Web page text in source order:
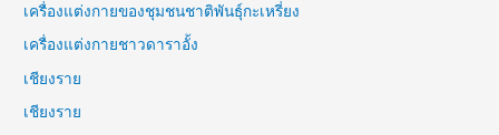
เครื่องแต่งกายของชุมชนชาติพันธุ์กะเหรี่ยง
เครื่องแต่งกายชาวดาราอั้ง
เชียงราย
เชียงราย